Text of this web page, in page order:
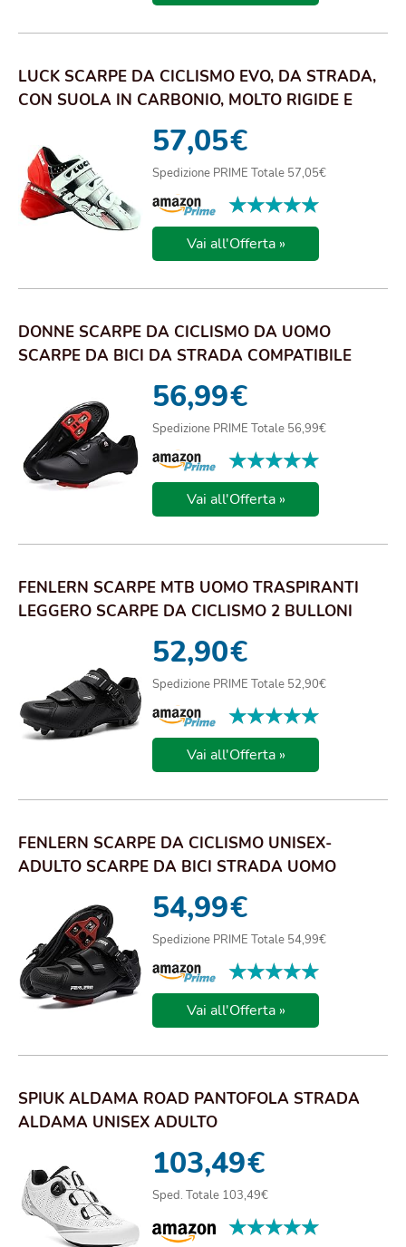
LUCK SCARPE DA CICLISMO EVO, DA STRADA,
CON SUOLA IN CARBONIO, MOLTO RIGIDE E
57,05€
Spedizione PRIME Totale 57,05€
★★★★★
★★★★★
Vai all'Offerta »
DONNE SCARPE DA CICLISMO DA UOMO
SCARPE DA BICI DA STRADA COMPATIBILE
56,99€
Spedizione PRIME Totale 56,99€
★★★★★
★★★★★
Vai all'Offerta »
FENLERN SCARPE MTB UOMO TRASPIRANTI
LEGGERO SCARPE DA CICLISMO 2 BULLONI
52,90€
Spedizione PRIME Totale 52,90€
★★★★★
★★★★★
Vai all'Offerta »
FENLERN SCARPE DA CICLISMO UNISEX-
ADULTO SCARPE DA BICI STRADA UOMO
54,99€
Spedizione PRIME Totale 54,99€
★★★★★
★★★★★
Vai all'Offerta »
SPIUK ALDAMA ROAD PANTOFOLA STRADA
ALDAMA UNISEX ADULTO
103,49€
Sped. Totale 103,49€
★★★★★
★★★★★